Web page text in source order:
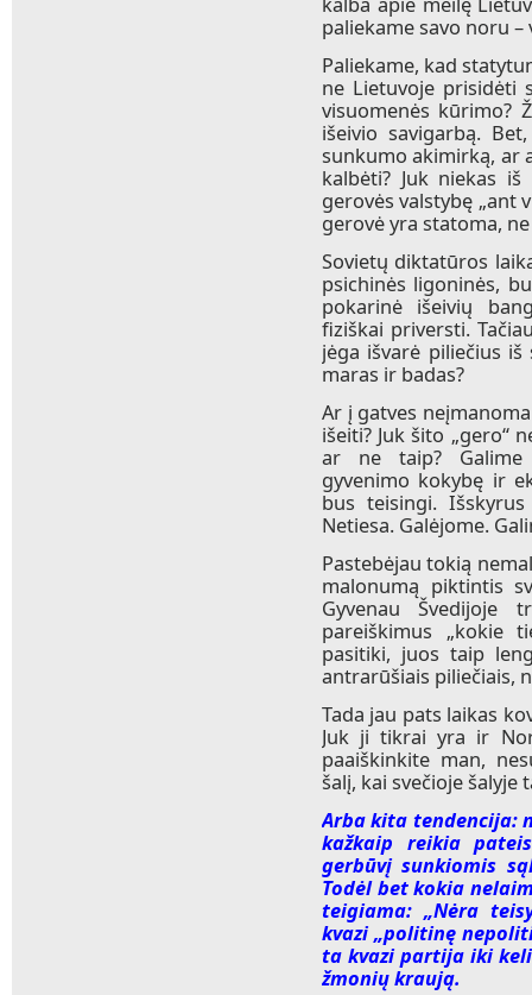
paliekame savo noru –
Paliekame, kad
ne Lietuvoje prisidėti
visuomenės kūrimo?
išeivio savigarbą.
sunkumo akimirką, ar
kalbėti? Juk niekas
gerovės valstybę „ant
gerovė yra statoma,
Sovietų diktatūros
psichinės ligoninės,
pokarinė išeivių
fiziškai priversti.
jėga išvarė piliečius
maras ir badas?
Ar į gatves
išeiti? Juk šito „gero“
ar ne taip? Galime
gyvenimo kokybę ir
bus teisingi.
Netiesa. Galėjome.
Pastebėjau tokią
malonumą piktintis
Gyvenau Švedijoje
pareiškimus „kokie
pasitiki, juos taip
antrarūšiais piliečiais,
Tada jau pats laikas
Juk ji tikrai yra ir
paaiškinkite man,
šalį, kai svečioje
Arba kita tendencija:
kažkaip reikia
gerbūvį sunkiomis
Todėl bet kokia
teigiama: „Nėra
kvazi „politinę
ta kvazi partija iki
žmonių kraują.